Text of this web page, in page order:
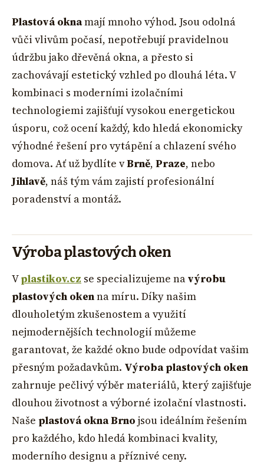
Plastová oknamají mnoho výhod. Jsou odolná
vůči vlivům počasí, nepotřebují pravidelnou
údržbu jako dřevěná okna, a přesto si
zachovávají estetický vzhled po dlouhá léta. V
kombinaci s moderními izolačními
technologiemi zajišťují vysokou energetickou
úsporu, což ocení každý, kdo hledá ekonomicky
výhodné řešení pro vytápění a chlazení svého
domova. Ať už bydlíte vBrně, Praze, nebo
Jihlavě, náš tým vám zajistí profesionální
poradenství a montáž.
Výroba plastových oken
Vplastikov.cz se specializujeme navýrobu
plastových okenna míru. Díky našim
dlouholetým zkušenostem a využití
nejmodernějších technologií můžeme
garantovat, že každé okno bude odpovídat vašim
přesným požadavkům. Výroba plastových oken
zahrnuje pečlivý výběr materiálů, který zajišťuje
dlouhou životnost a výborné izolační vlastnosti.
Naše plastová okna Brno jsou ideálním řešením
pro každého, kdo hledá kombinaci kvality,
moderního designu a příznivé ceny.